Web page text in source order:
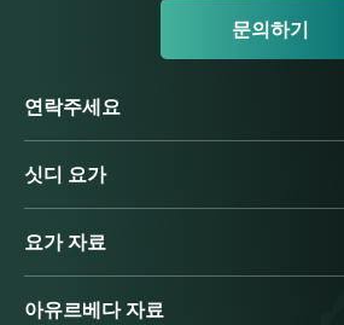
문의하기
연락주세요
싯디 요가
요가 자료
아유르베다 자료